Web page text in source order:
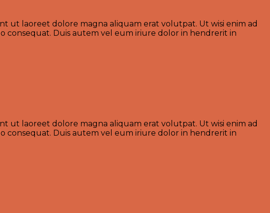
ut laoreet dolore magna aliquam erat volutpat. Ut wisi enim ad
consequat. Duis autem vel eum iriure dolor in hendrerit in
ut laoreet dolore magna aliquam erat volutpat. Ut wisi enim ad
consequat. Duis autem vel eum iriure dolor in hendrerit in